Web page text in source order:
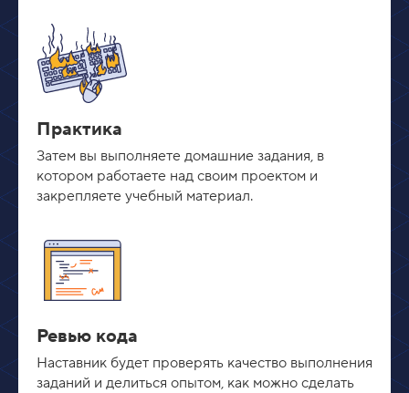
Практика
Затем вы выполняете домашние задания, в
котором работаете над своим проектом и
закрепляете учебный материал.
Ревью кода
Наставник будет проверять качество выполнения
заданий и делиться опытом, как можно сделать